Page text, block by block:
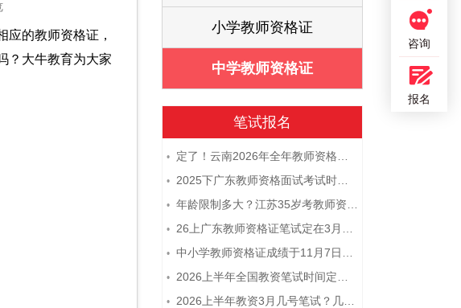
的教师资格证，
？大牛教育为大家
小学教师资格证
小学教师资格证
中学教师资格证
中学教师资格证
笔试报名
• 定了！云南2026年全年教师资格证考试日程大公开！
• 2025下广东教师资格面试考试时间及科目内容（怎么考）
• 年龄限制多大？江苏35岁考教师资格证晚吗？
• 26上广东教师资格证笔试定在3月7日！附考试指南
• 中小学教师资格证成绩于11月7日10点查！
• 2026上半年全国教资笔试时间定档！
• 2026上半年教资3月几号笔试？几点开考
咨询
报名